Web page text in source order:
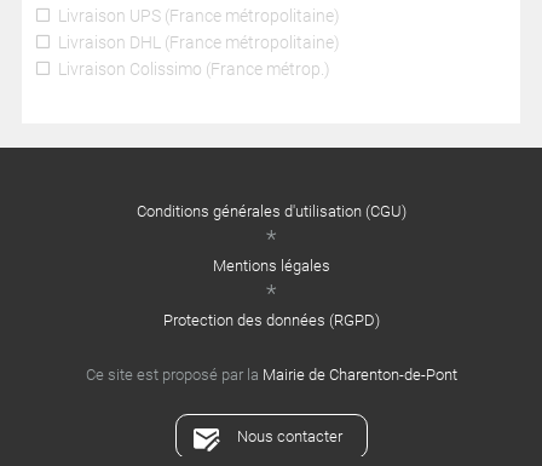
Livraison UPS (France métropolitaine)
Livraison DHL (France métropolitaine)
Livraison Colissimo (France métrop.)
Conditions générales d'utilisation (CGU)
Mentions légales
Protection des données (RGPD)
Ce site est proposé par la Mairie de Charenton-de-Pont
Nous contacter